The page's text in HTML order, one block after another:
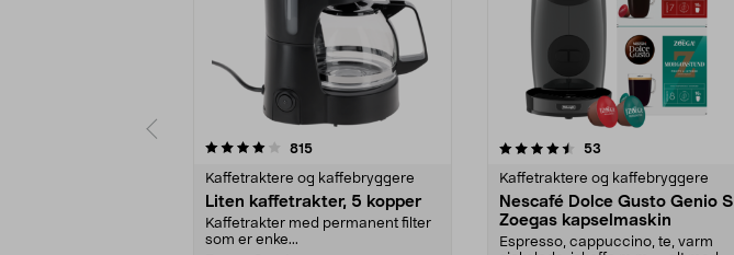
815anmeldelser
Kaffetraktere og kaffebryggere
Liten kaffetrakter, 5 kopper
Kaffetrakter med permanent filter
som er enke...
4.5 av 5 stjerner 53
Kaffetraktere og kaffebryggere
Nescafé Dolce Gusto Genio S
Zoegas kapselmaskin
Espresso, cappuccino, te, varm
4.5 av 5 stjerner